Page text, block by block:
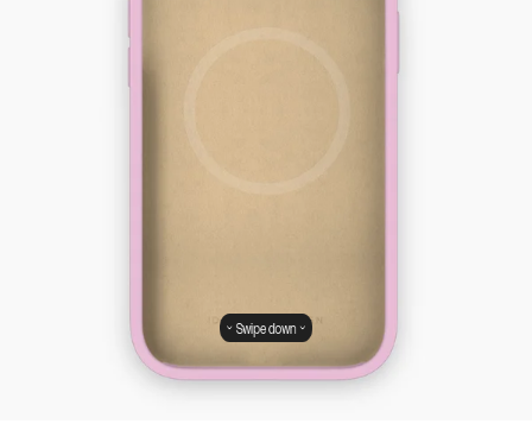
Swipe down